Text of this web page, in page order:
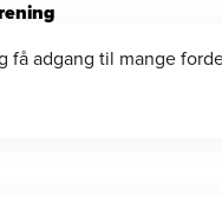
få adgang til mange